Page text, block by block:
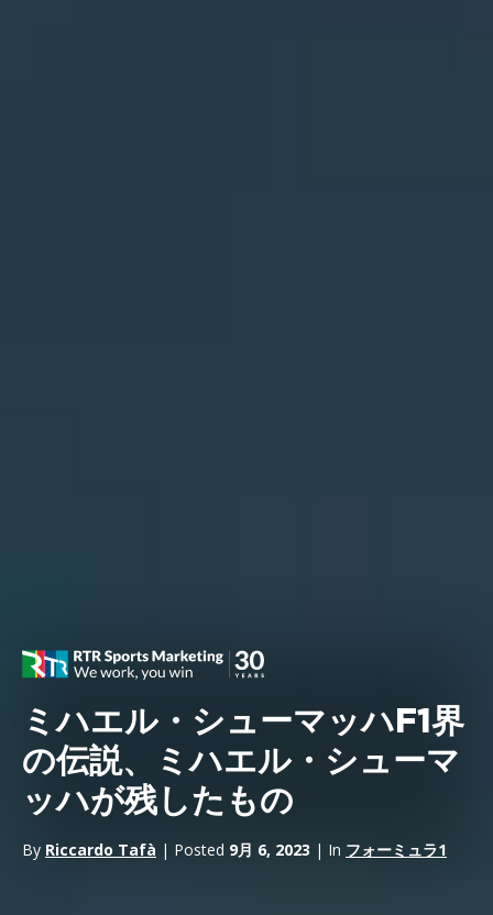
ミハエル・シューマッハF1界
の伝説、ミハエル・シューマ
ッハが残したもの
By Riccardo Tafà | Posted 9月 6, 2023 | In フォーミュラ1